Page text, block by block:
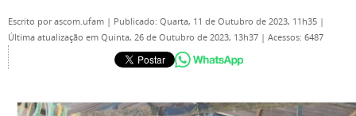
Escrito porascom.ufam | Publicado: Quarta, 11 de Outubro de 2023, 11h35 |
Última atualização em Quinta, 26 de Outubro de 2023, 13h37 | Acessos: 6487